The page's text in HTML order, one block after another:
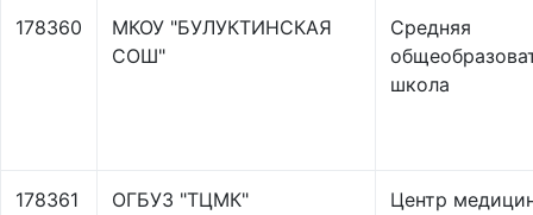
178360
МКОУ "БУЛУКТИНСКАЯ
СОШ"
Средняя
школа
178361 ОГБУЗ "ТЦМК"
Центр